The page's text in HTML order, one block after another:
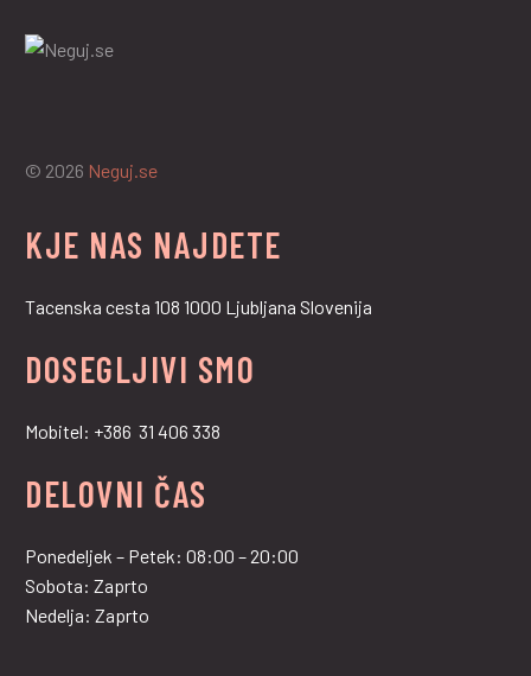
© 2026 Neguj.se
KJE NAS NAJDETE
Tacenska cesta 108 1000 Ljubljana Slovenija
DOSEGLJIVI SMO
Mobitel: +386 31 406 338
DELOVNI ČAS
Ponedeljek – Petek: 08:00 – 20:00
Sobota: Zaprto
Nedelja: Zaprto